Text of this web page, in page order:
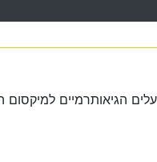
הגיאותרמיים למיקסום